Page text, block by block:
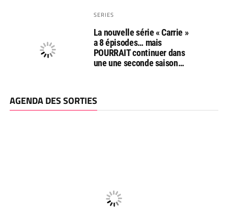
SERIES
La nouvelle série « Carrie »
a 8 épisodes… mais
POURRAIT continuer dans
une une seconde saison…
AGENDA DES SORTIES